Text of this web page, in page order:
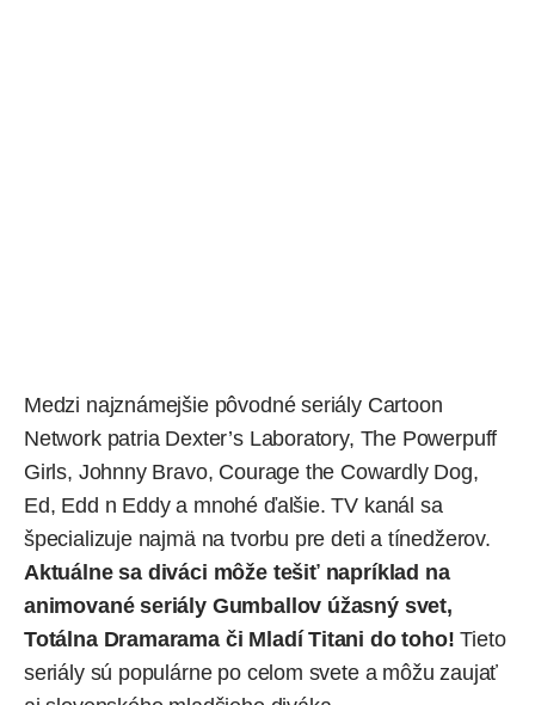
Medzi najznámejšie pôvodné seriály Cartoon
Network patria Dexter’s Laboratory, The Powerpuff
Girls, Johnny Bravo, Courage the Cowardly Dog,
Ed, Edd n Eddy a mnohé ďalšie. TV kanál sa
špecializuje najmä na tvorbu pre deti a tínedžerov.
Aktuálne sa diváci môže tešiť napríklad na
animované seriály Gumballov úžasný svet,
Totálna Dramarama či Mladí Titani do toho! Tieto
seriály sú populárne po celom svete a môžu zaujať